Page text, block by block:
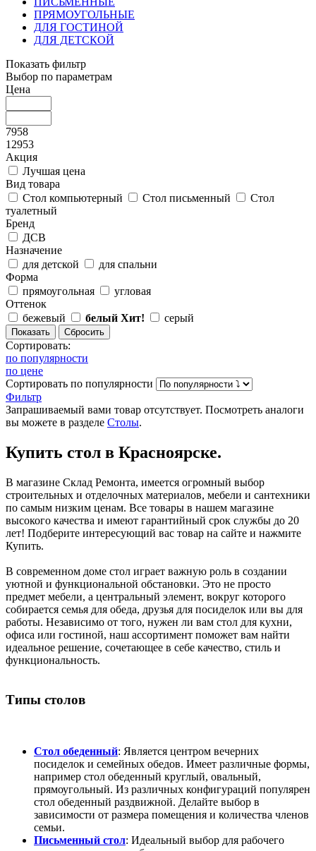
ПРЯМОУГОЛЬНЫЕ
ДЛЯ ГОСТИНОЙ
ДЛЯ ДЕТСКОЙ
Показать фильтр
Выбор по параметрам
Цена
7958
12953
Акция
Лучшая цена
Вид товара
Стол компьютерный
Стол письменный
Стол
туалетный
Бренд
ДСВ
Назначение
для детской
для спальни
Форма
прямоугольная
угловая
Оттенок
бежевый
белый Хит! серый
Сортировать:
по популярности
по цене
Сортировать по популярности
Фильтр
Запрашиваемый вами товар отсутствует. Посмотреть аналоги
вы можете в разделе Столы.
Купить стол в Красноярске.
В магазине Склад Ремонта, имеется огромный выбор
строительных и отделочных материалов, мебели и сантехники
по самым низким ценам. Все товары в нашем магазине
высокого качества и имеют гарантийный срок службы до 20
лет! Подберите интересующий вас товар на сайте и нажмите
Купить.
В современном доме стол играет важную роль в создании
уютной и функциональной обстановки. Это не просто
предмет мебели, а центральный элемент, вокруг которого
собирается семья для обеда, друзья для посиделок или вы для
работы. Независимо от того, нужен ли вам стол для кухни,
офиса или гостиной, наш ассортимент поможет вам найти
идеальное решение, сочетающее в себе качество, стиль и
функциональность.
Типы столов
Стол обеденный: Является центром вечерних
посиделок и семейных обедов. Имеет различные формы,
например стол обеденный круглый, овальный,
прямоугольный. Из различных конфигураций популярен
стол обеденный раздвижной. Делайте выбор в
зависимости от размера помещения и количества членов
семьи.
Письменный стол: Идеальный выбор для рабочего